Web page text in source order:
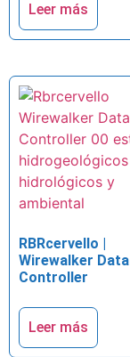
Leer más
RBRcervello |
Wirewalker Data
Controller
Leer más